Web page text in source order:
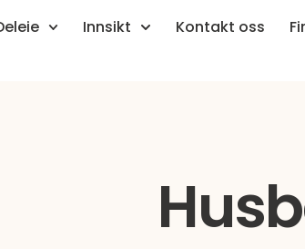
Innsikt Kontakt oss